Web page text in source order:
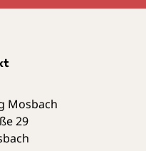
Mosbach
29